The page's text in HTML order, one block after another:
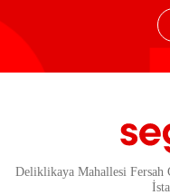
Deliklikaya Mahallesi Fersah